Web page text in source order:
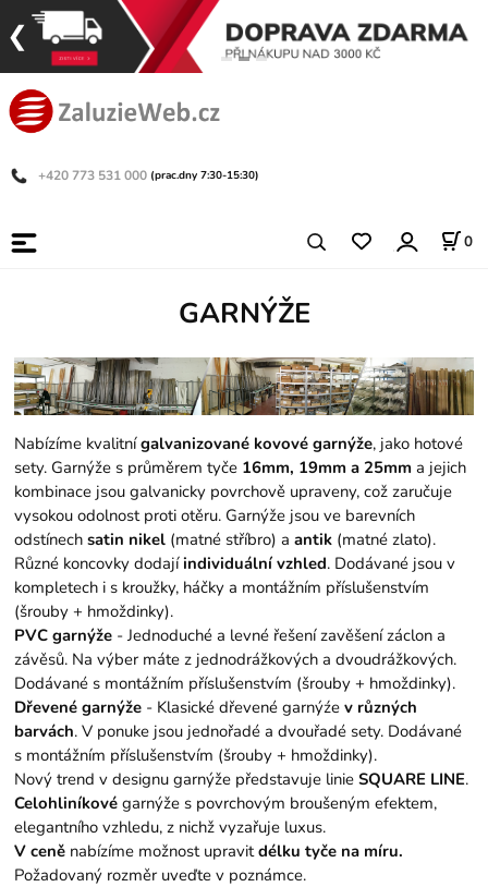
+420 773 531 000 (prac.dny 7:30-15:30)
0
GARNÝŽE
Nabízíme kvalitnígalvanizované kovové garnýže, jako hotové
sety. Garnýže s průměrem tyče 16mm, 19mm a 25mm a jejich
kombinace jsou galvanicky povrchově upraveny, což zaručuje
vysokou odolnost proti otěru. Garnýže jsou ve barevních
odstínechsatin nikel (matné stříbro) aantik (matné zlato).
Různé koncovky dodajíindividuální vzhled. Dodávané jsou v
kompletech i s kroužky, háčky a montážním příslušenstvím
(šrouby + hmoždinky).
PVC garnýže - Jednoduché a levné řešení zavěšení záclon a
závěsů. Na výber máte z jednodrážkových a dvoudrážkových.
Dodávané s montážním příslušenstvím (šrouby + hmoždinky).
Dřevené garnýže - Klasické dřevené garnýźev různých
barvách. V ponuke jsou jednořadé a dvouřadé sety. Dodávané
s montážním příslušenstvím (šrouby + hmoždinky).
Nový trend v designu garnýže představuje linieSQUARE LINE.
Celohliníkové garnýže s povrchovým broušeným efektem,
elegantního vzhledu, z nichž vyzařuje luxus.
V ceně nabízíme možnost upravitdélku tyče na míru.
Požadovaný rozměr uveďte v poznámce.